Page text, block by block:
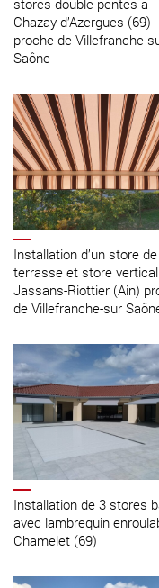
Chazay d’Azergues (69)
proche de Villefranche-
Saône
Installation d’un store de
terrasse et store
Jassans-Riottier (Ain)
de Villefranche-sur
Installation de 3 stores
avec lambrequin
Chamelet (69)